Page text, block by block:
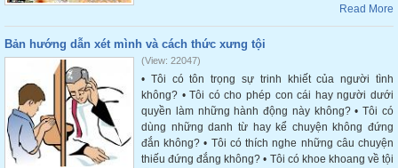
Read More
Bản hướng dẫn xét mình và cách thức xưng tội
(View: 22047)
• Tôi có tôn trọng sự trinh khiết của người tình
không? • Tôi có cho phép con cái hay người dưới
quyền làm những hành động này không? • Tôi có
dùng những danh từ hay kể chuyện không đứng
đắn không? • Tôi có thích nghe những câu chuyện
thiếu đứng đắng không? • Tôi có khoe khoang về tội